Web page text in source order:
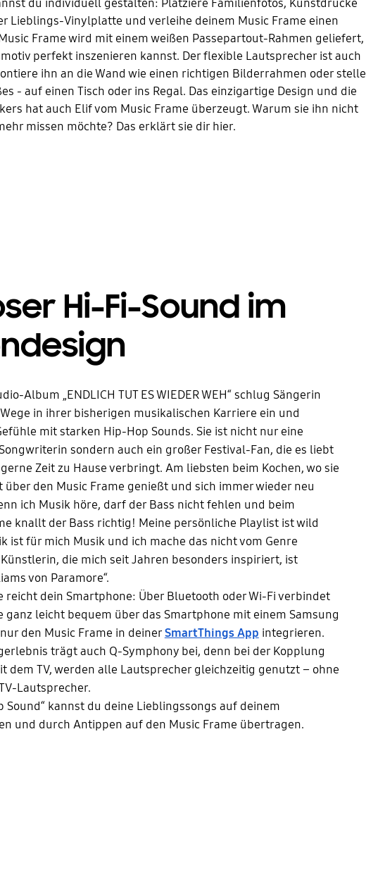
Lieblings-Vinylplatte und verleihe deinem Music Frame einen
Frame wird mit einem weißen Passepartout-Rahmen geliefert,
perfekt inszenieren kannst. Der flexible Lautsprecher ist auch
ihn an die Wand wie einen richtigen Bilderrahmen oder stelle
- auf einen Tisch oder ins Regal. Das einzigartige Design und die
hat auch Elif vom Music Frame überzeugt. Warum sie ihn nicht
missen möchte? Das erklärt sie dir hier.
Hi-Fi-Sound im
Album „ENDLICH TUT ES WIEDER WEH“ schlug Sängerin
in ihrer bisherigen musikalischen Karriere ein und
mit starken Hip-Hop Sounds. Sie ist nicht nur eine
sondern auch ein großer Festival-Fan, die es liebt
Zeit zu Hause verbringt. Am liebsten beim Kochen, wo sie
den Music Frame genießt und sich immer wieder neu
ich Musik höre, darf der Bass nicht fehlen und beim
knallt der Bass richtig! Meine persönliche Playlist ist wild
ist für mich Musik und ich mache das nicht vom Genre
die mich seit Jahren besonders inspiriert, ist
von Paramore“.
reicht dein Smartphone: Über Bluetooth oder Wi-Fi verbindet
ganz leicht bequem über das Smartphone mit einem Samsung
den Music Frame in deinerSmartThings App integrieren.
trägt auch Q-Symphony bei, denn bei der Kopplung
dem TV, werden alle Lautsprecher gleichzeitig genutzt – ohne
Lautsprecher.
Sound“ kannst du deine Lieblingssongs auf deinem
und durch Antippen auf den Music Frame übertragen.